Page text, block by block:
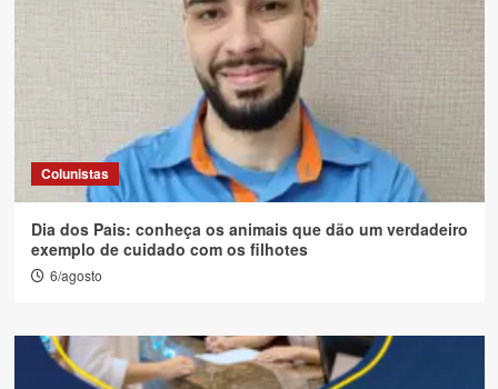
Colunistas
Dia dos Pais: conheça os animais que dão um verdadeiro
exemplo de cuidado com os filhotes
6/agosto